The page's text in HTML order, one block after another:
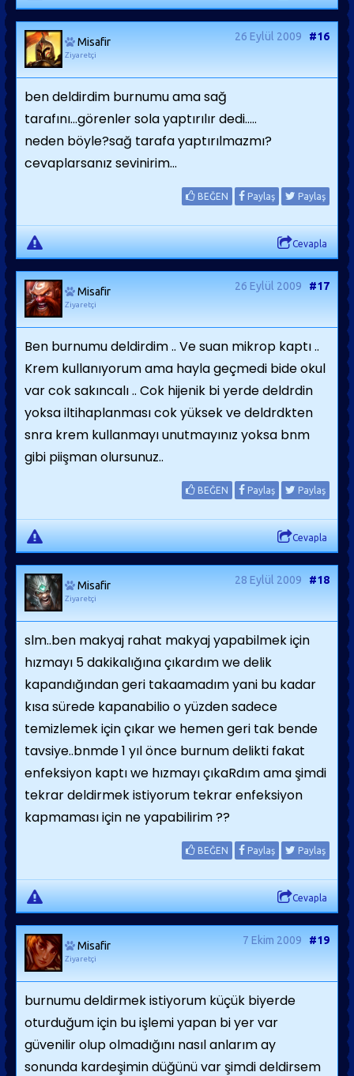
Misafir
Ziyaretçi
26 Eylül 2009 #16
ben deldirdim burnumu ama sağ
tarafını...görenler sola yaptırılır dedi.....
neden böyle?sağ tarafa yaptırılmazmı?
cevaplarsanız sevinirim...
BEĞEN Paylaş Paylaş
Cevapla
Misafir
Ziyaretçi
26 Eylül 2009 #17
Ben burnumu deldirdim .. Ve suan mikrop kaptı ..
Krem kullanıyorum ama hayla geçmedi bide okul
var cok sakıncalı .. Cok hijenik bi yerde deldrdin
yoksa iltihaplanması cok yüksek ve deldrdkten
snra krem kullanmayı unutmayınız yoksa bnm
gibi piişman olursunuz..
BEĞEN Paylaş Paylaş
Cevapla
Misafir
Ziyaretçi
28 Eylül 2009 #18
slm..ben makyaj rahat makyaj yapabilmek için
hızmayı 5 dakikalığına çıkardım we delik
kapandığından geri takaamadım yani bu kadar
kısa sürede kapanabilio o yüzden sadece
temizlemek için çıkar we hemen geri tak bende
tavsiye..bnmde 1 yıl önce burnum delikti fakat
enfeksiyon kaptı we hızmayı çıkaRdım ama şimdi
tekrar deldirmek istiyorum tekrar enfeksiyon
kapmaması için ne yapabilirim ??
BEĞEN Paylaş Paylaş
Cevapla
Misafir
Ziyaretçi
7 Ekim 2009 #19
burnumu deldirmek istiyorum küçük biyerde
oturduğum için bu işlemi yapan bi yer var
güvenilir olup olmadığını nasıl anlarım ay
sonunda kardeşimin düğünü var şimdi deldirsem